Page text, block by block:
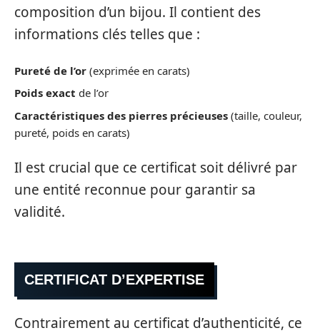
composition d’un bijou. Il contient des
informations clés telles que :
Pureté de l’or (exprimée en carats)
Poids exact de l’or
Caractéristiques des pierres précieuses (taille, couleur,
pureté, poids en carats)
Il est crucial que ce certificat soit délivré par
une entité reconnue pour garantir sa
validité.
CERTIFICAT D’EXPERTISE
Contrairement au certificat d’authenticité, ce